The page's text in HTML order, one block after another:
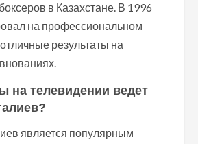
в Казахстане. В 1996
на профессиональном
результаты на
на телевидении ведет
является популярным